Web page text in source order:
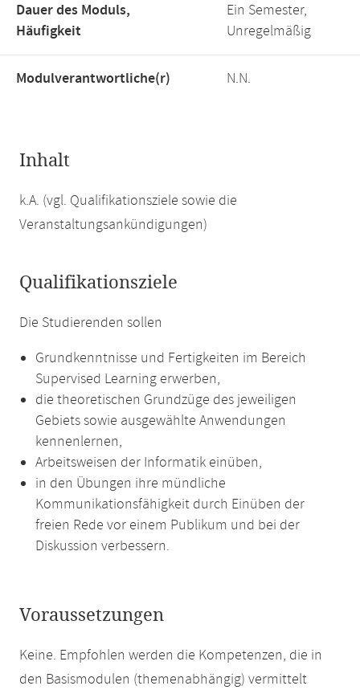
Dauer des Moduls,
Häufigkeit
Ein Semester,
Unregelmäßig
Modulverantwortliche(r) N.N.
Inhalt
k.A. (vgl. Qualifikationsziele sowie die
Veranstaltungsankündigungen)
Qualifikationsziele
Die Studierenden sollen
Grundkenntnisse und Fertigkeiten im Bereich
Supervised Learning erwerben,
die theoretischen Grundzüge des jeweiligen
Gebiets sowie ausgewählte Anwendungen
kennenlernen,
Arbeitsweisen der Informatik einüben,
in den Übungen ihre mündliche
Kommunikationsfähigkeit durch Einüben der
freien Rede vor einem Publikum und bei der
Diskussion verbessern.
Voraussetzungen
Keine. Empfohlen werden die Kompetenzen, die in
den Basismodulen (themenabhängig) vermittelt